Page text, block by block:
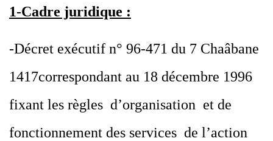
1-Cadre juridique :
-Décret exécutif n° 96-471 du 7 Chaâbane
1417correspondant au 18 décembre 1996
fixant les règles d’organisation et de
fonctionnement des services de l’action